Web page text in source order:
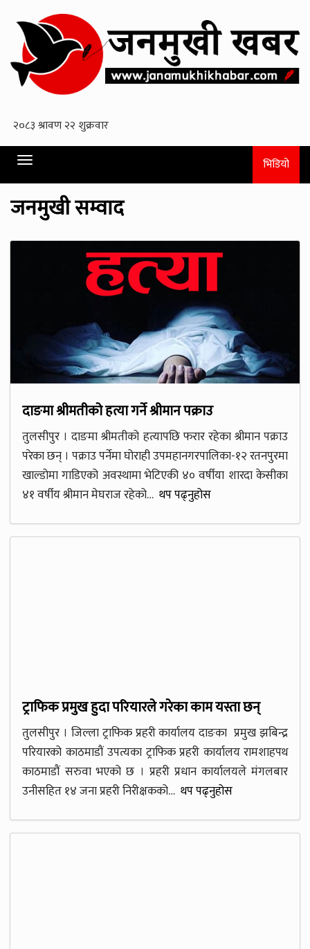
Toggle
navigation
भिडियो
जनमुखी सम्वाद
दाङमा श्रीमतीको हत्या गर्ने श्रीमान पक्राउ
तुलसीपुर । दाङमा श्रीमतीको हत्यापछि फरार रहेका श्रीमान पक्राउ
परेका छन् । पक्राउ पर्नेमा घोराही उपमहानगरपालिका-१२ रतनपुरमा
खाल्डोमा गाडिएको अवस्थामा भेटिएकी ४० वर्षीया शारदा केसीका
४१ वर्षीय श्रीमान मेघराज रहेको… थप पढ्नुहोस
ट्राफिक प्रमुख हुदा परियारले गरेका काम यस्ता छन्
तुलसीपुर । जिल्ला ट्राफिक प्रहरी कार्यालय दाङका प्रमुख झबिन्द्र
परियारको काठमाडौं उपत्यका ट्राफिक प्रहरी कार्यालय रामशाहपथ
काठमाडौं सरुवा भएको छ । प्रहरी प्रधान कार्यालयले मंगलबार
उनीसहित १४ जना प्रहरी निरीक्षकको… थप पढ्नुहोस